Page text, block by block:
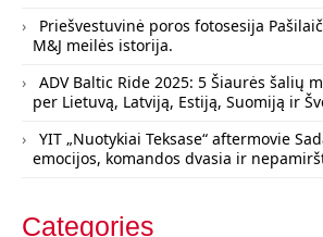
Priešvestuvinė poros fotosesija
M&J meilės istorija.
ADV Baltic Ride 2025: 5 Šiaurės šalių
per Lietuvą, Latviją, Estiją, Suomiją ir
YIT „Nuotykiai Teksase“ aftermovie
emocijos, komandos dvasia ir
Categories